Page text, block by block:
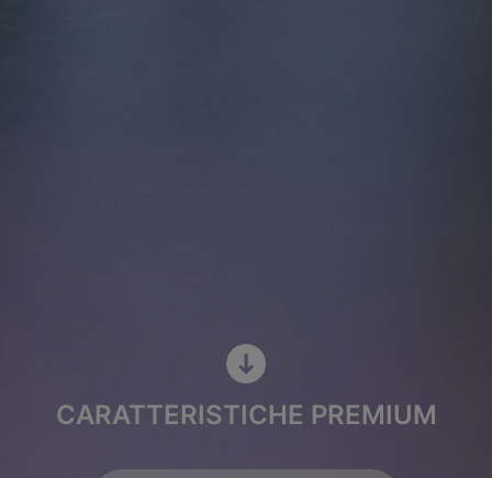
CARATTERISTICHE PREMIUM